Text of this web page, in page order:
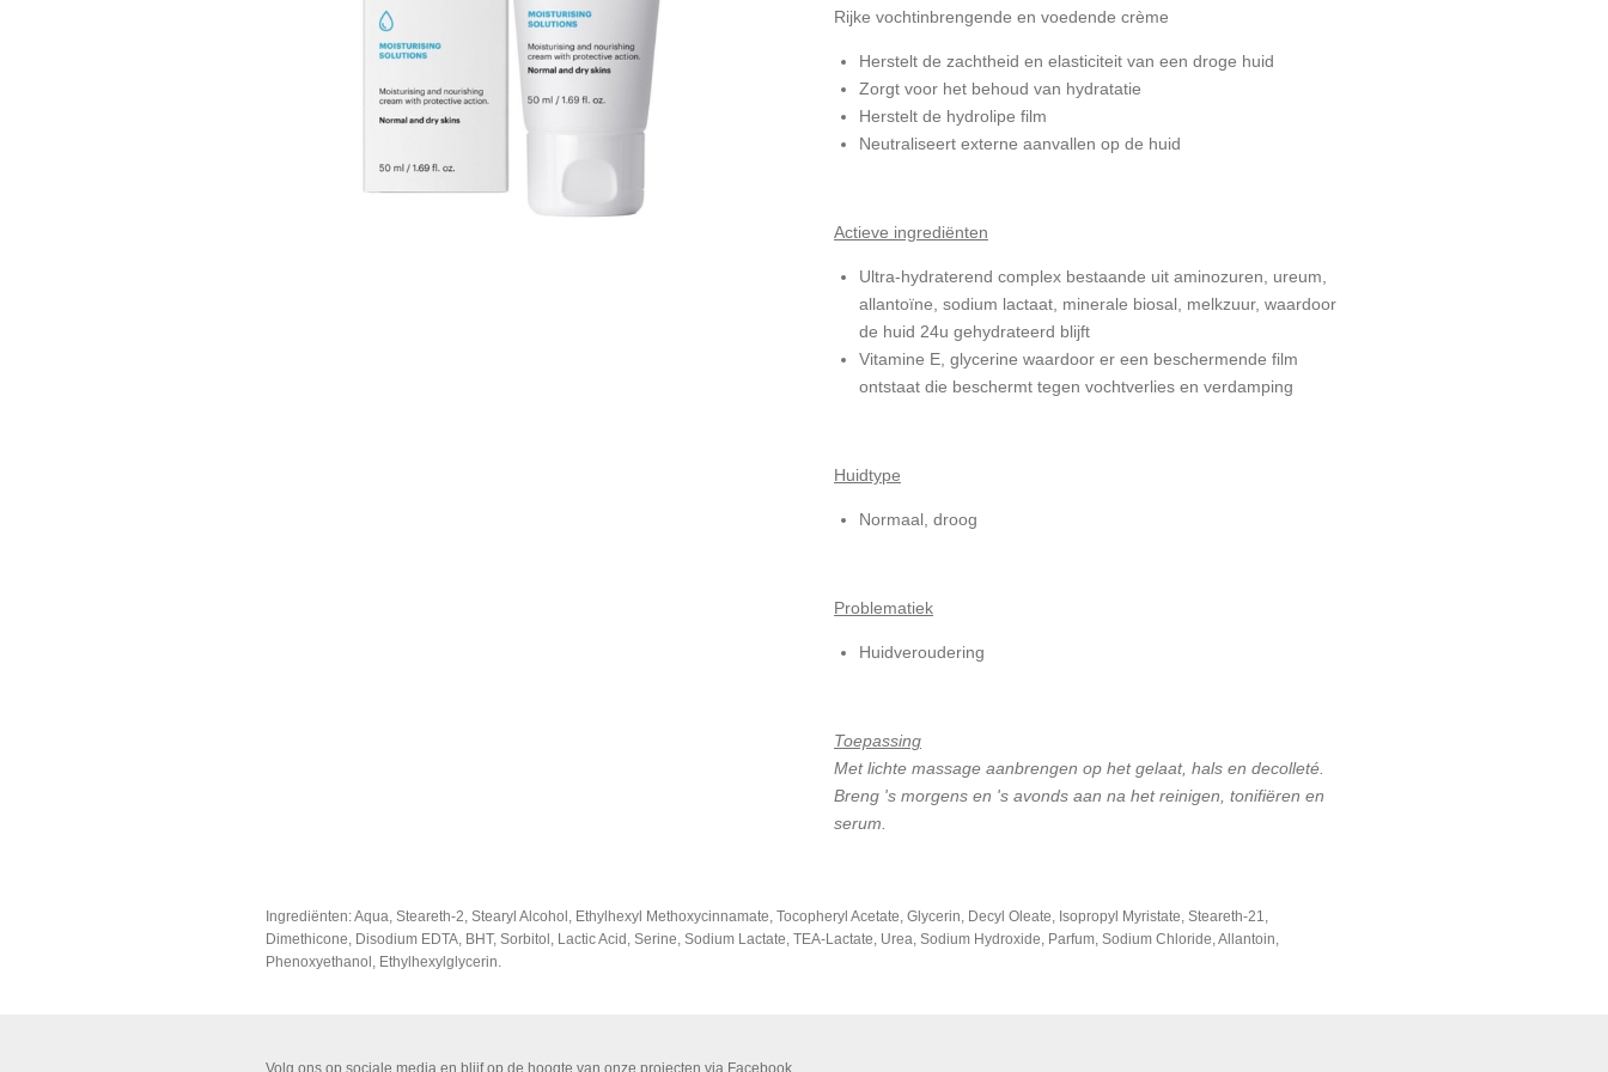
Rijke vochtinbrengende en voedende crème
Herstelt de zachtheid en elasticiteit van een droge huid
Zorgt voor het behoud van hydratatie
Herstelt de hydrolipe film
Neutraliseert externe aanvallen op de huid
Actieve ingrediënten
Ultra-hydraterend complex bestaande uit aminozuren, ureum,
allantoïne, sodium lactaat, minerale biosal, melkzuur, waardoor
de huid 24u gehydrateerd blijft
Vitamine E, glycerine waardoor er een beschermende film
ontstaat die beschermt tegen vochtverlies en verdamping
Huidtype
Normaal, droog
Problematiek
Huidveroudering
Toepassing
Met lichte massage aanbrengen op het gelaat, hals en decolleté.
Breng 's morgens en 's avonds aan na het reinigen, tonifiëren en
serum.
Ingrediënten: Aqua, Steareth-2, Stearyl Alcohol, Ethylhexyl Methoxycinnamate, Tocopheryl Acetate, Glycerin, Decyl Oleate, Isopropyl Myristate, Steareth-21,
Dimethicone, Disodium EDTA, BHT, Sorbitol, Lactic Acid, Serine, Sodium Lactate, TEA-Lactate, Urea, Sodium Hydroxide, Parfum, Sodium Chloride, Allantoin,
Phenoxyethanol, Ethylhexylglycerin.
Volg ons op sociale media en blijf op de hoogte van onze projecten via Facebook